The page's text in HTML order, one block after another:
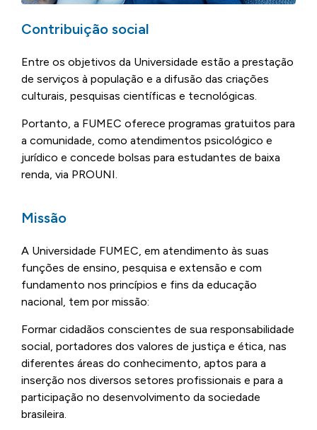
Contribuição social
Entre os objetivos da Universidade estão a prestação
de serviços à população e a difusão das criações
culturais, pesquisas científicas e tecnológicas.
Portanto, a FUMEC oferece programas gratuitos para
a comunidade, como atendimentos psicológico e
jurídico e concede bolsas para estudantes de baixa
renda, via PROUNI.
Missão
A Universidade FUMEC, em atendimento às suas
funções de ensino, pesquisa e extensão e com
fundamento nos princípios e fins da educação
nacional, tem por missão:
Formar cidadãos conscientes de sua responsabilidade
social, portadores dos valores de justiça e ética, nas
diferentes áreas do conhecimento, aptos para a
inserção nos diversos setores profissionais e para a
participação no desenvolvimento da sociedade
brasileira.